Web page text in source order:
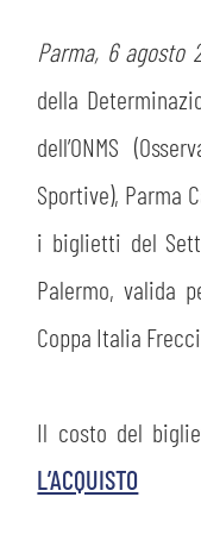
TRASFERTE
TICKET GIFT
MUTTI
MUSEO
LAVORA CON
STADIO TARDINI
PLAY GREEN
CSR
LEGENDS
Parma, 6 agosto
della
dell’ONMS
Sportive), Parma
i biglietti del
Palermo, valida
Coppa Italia
Il costo del
L’ACQUISTO